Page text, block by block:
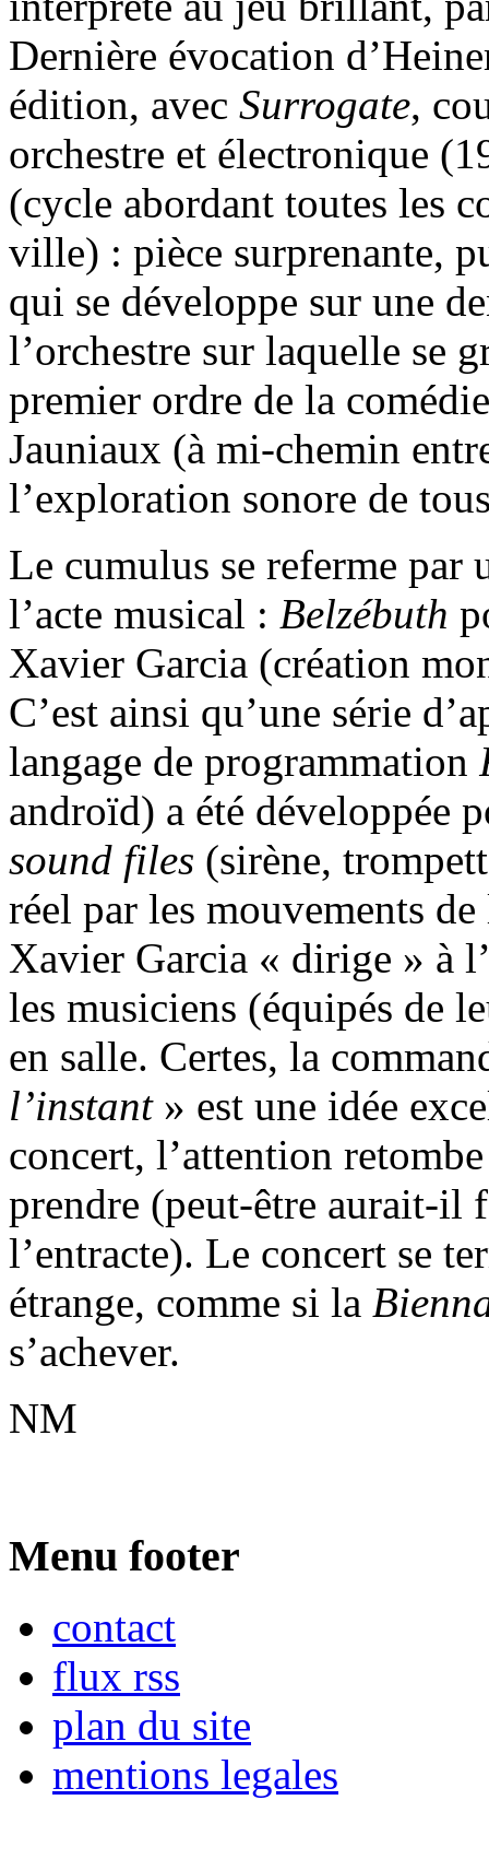
Dernière évocation
édition, avec Surrogate,
orchestre et électronique
(cycle abordant toutes les
ville) : pièce surprenante,
qui se développe sur une
l’orchestre sur laquelle se
premier ordre de la
Jauniaux (à mi-chemin
l’exploration sonore de
Le cumulus se referme
l’acte musical : Belzébuth
Xavier Garcia (création
C’est ainsi qu’une série
langage de programmation
androïd) a été développée
sound files (sirène,
réel par les mouvements
Xavier Garcia « dirige » à
les musiciens (équipés de
en salle. Certes, la
l’instant » est une idée
concert, l’attention
prendre (peut-être aurait-il
l’entracte). Le concert se
étrange, comme si la
s’achever.
NM
Menu footer
contact
flux rss
plan du site
mentions legales